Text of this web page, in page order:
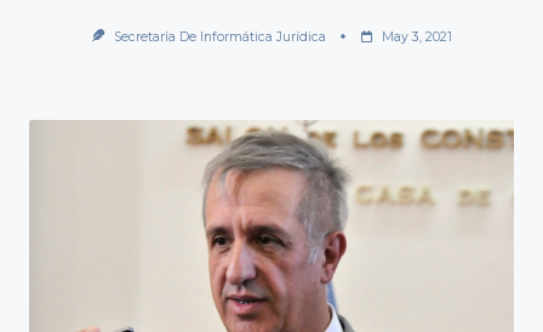
Secretaría De Informática Jurídica May 3, 2021